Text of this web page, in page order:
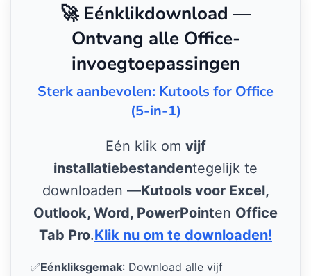
🚀 Eénklikdownload —
Ontvang alle Office-
invoegtoepassingen
Sterk aanbevolen: Kutools for Office
(5-in-1)
Eén klik om vijf
installatiebestandentegelijk te
downloaden —Kutools voor Excel,
Outlook, Word, PowerPointen Office
Tab Pro.Klik nu om te downloaden!
✅Eénkliksgemak: Download alle vijf